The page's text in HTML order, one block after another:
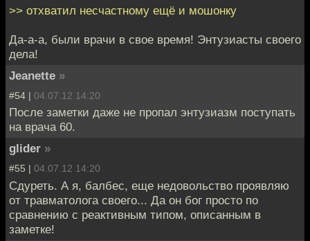
>> отхватил несчастному ещё и мошонку
Да-а-а, были врачи в свое время! Энтузиасты своего
дела!
Jeanette »
#54 | 04.07.12 14:20
После заметки даже не пропал энтузиазм поступать
на врача 60.
glider »
#55 | 04.07.12 14:20
Сдуреть. А я, балбес, еще недовольство проявляю
от травматолога своего... Да он бог просто по
сравнению с реактивным типом, описанным в
заметке!